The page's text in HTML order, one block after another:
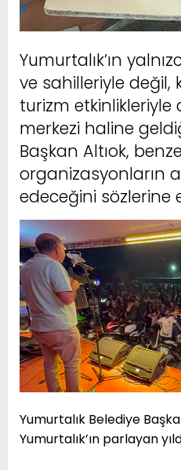
Yumurtalık’ın
ve sahilleriyle değil,
turizm
merkezi haline
Başkan Altıok,
organizasyonların
edeceğini sözlerine
Yumurtalık Belediye
Yumurtalık’ın parlayan